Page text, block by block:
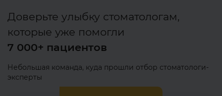
провести любое лечение
под седацией. Вы остаётесь
и болевые ощущения значительно
снижаются.
Доверьте улыбку стоматологам,
которые уже помогли
7 000+ пациентов
Небольшая команда, куда прошли отбор стоматологи-
эксперты